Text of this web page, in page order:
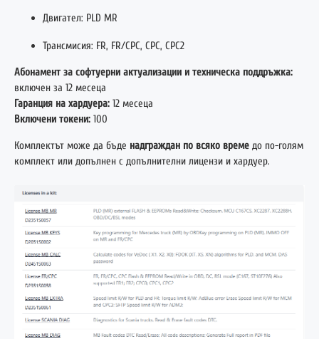
Двигател: PLD MR
Трансмисия: FR, FR/CPC, CPC, CPC2
Абонамент за софтуерни актуализации и техническа поддръжка:
включен за 12 месеца
Гаранция на хардуера: 12 месеца
Включени токени: 100
Комплектът може да бъде надграждан по всяко време до по-голям
комплект или допълнен с допълнителни лицензи и хардуер.